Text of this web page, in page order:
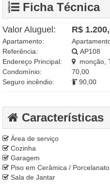
Ficha Técnica
Valor Aluguel: R$
Apartamento:
Referência:
AP108
Endereço Principal:
monção,
Condomínio:
70,00
Seguro incêndio:
90,00
Características
Área de serviço
Cozinha
Garagem
Piso em Cerâmica / Porcelanato
Sala de Jantar